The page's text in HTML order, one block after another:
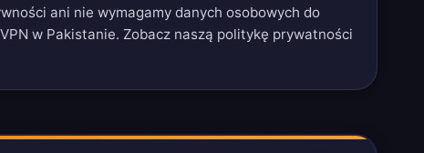
ani nie wymagamy danych osobowych do
w Pakistanie. Zobacz naszą politykę prywatności